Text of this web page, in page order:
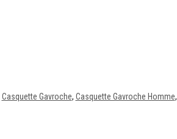
Casquette Gavroche, Casquette Gavroche Homme,